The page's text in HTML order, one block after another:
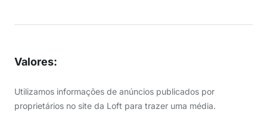
Valores:
Utilizamos informações de anúncios publicados por
proprietários no site da Loft para trazer uma média.